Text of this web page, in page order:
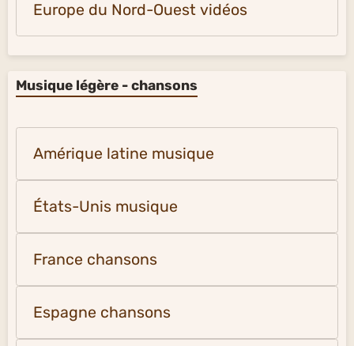
Europe du Nord-Ouest vidéos
Musique légère - chansons
Amérique latine musique
États-Unis musique
France chansons
Espagne chansons